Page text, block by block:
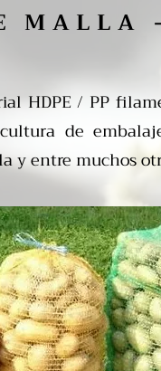
MALLA
HDPE / PP
de
y entre muchos